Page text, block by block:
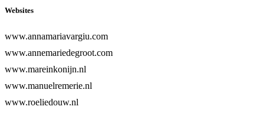
Websites
www.annamariavargiu.com
www.annemariedegroot.com
www.mareinkonijn.nl
www.manuelremerie.nl
www.roeliedouw.nl